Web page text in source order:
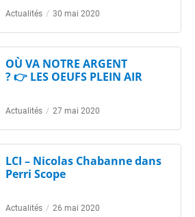
Actualités / 30 mai 2020
OÙ VA NOTRE ARGENT
? 👉 LES OEUFS PLEIN AIR
Actualités / 27 mai 2020
LCI – Nicolas Chabanne dans
Perri Scope
Actualités / 26 mai 2020